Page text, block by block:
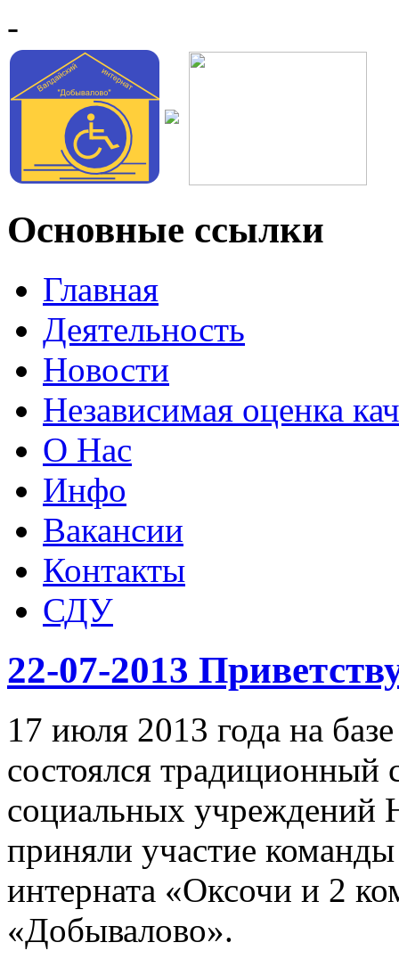
-
Основные ссылки
Главная
Деятельность
Новости
Независимая оценка
О Нас
Инфо
Вакансии
Контакты
СДУ
22-07-2013
17 июля 2013 года на
состоялся традиционный
социальных учреждений
приняли участие
интерната «Оксочи и 2
«Добывалово».